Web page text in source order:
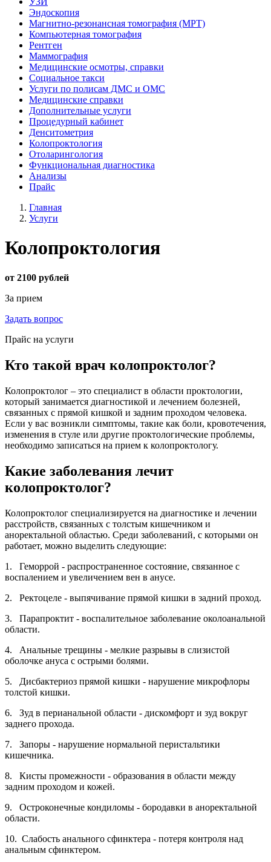
Эндоскопия
Магнитно-резонансная томография (МРТ)
Компьютерная томография
Рентген
Маммография
Медицинские осмотры, справки
Социальное такси
Услуги по полисам ДМС и ОМС
Медицинские справки
Дополнительные услуги
Процедурный кабинет
Денситометрия
Колопроктология
Отоларингология
Функциональная диагностика
Анализы
Прайс
Главная
Услуги
Колопроктология
от 2100 рублей
За прием
Задать вопрос
Прайс на услуги
Кто такой врач колопроктолог?
Колопроктолог – это специалист в области проктологии,
который занимается диагностикой и лечением болезней,
связанных с прямой кишкой и задним проходом человека.
Если у вас возникли симптомы, такие как боли, кровотечения,
изменения в стуле или другие проктологические проблемы,
необходимо записаться на прием к колопроктологу.
Какие заболевания лечит
колопроктолог?
Колопроктолог специализируется на диагностике и лечении
расстройств, связанных с толстым кишечником и
аноректальной областью. Среди заболеваний, с которыми он
работает, можно выделить следующие:
1. Геморрой - распространенное состояние, связанное с
воспалением и увеличением вен в анусе.
2. Ректоцеле - выпячивание прямой кишки в задний проход.
3. Парапроктит - воспалительное заболевание околоанальной
области.
4. Анальные трещины - мелкие разрывы в слизистой
оболочке ануса с острыми болями.
5. Дисбактериоз прямой кишки - нарушение микрофлоры
толстой кишки.
6. Зуд в перианальной области - дискомфорт и зуд вокруг
заднего прохода.
7. Запоры - нарушение нормальной перистальтики
кишечника.
8. Кисты промежности - образования в области между
задним проходом и кожей.
9. Остроконечные кондиломы - бородавки в аноректальной
области.
10. Слабость анального сфинктера - потеря контроля над
анальным сфинктером.